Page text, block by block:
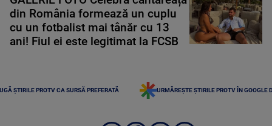
din România formează un cuplu
cu un fotbalist mai tânăr cu 13
ani! Fiul ei este legitimat la FCSB
ȘTIRILE PROTV CA SURSĂ PREFERATĂ URMĂREȘTE ȘTIRILE PROTV ÎN GOOGLE